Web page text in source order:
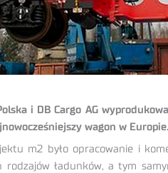
i DB Cargo AG
wagon w Europie.
m2 było opracowanie i
rodzajów ładunków, a tym